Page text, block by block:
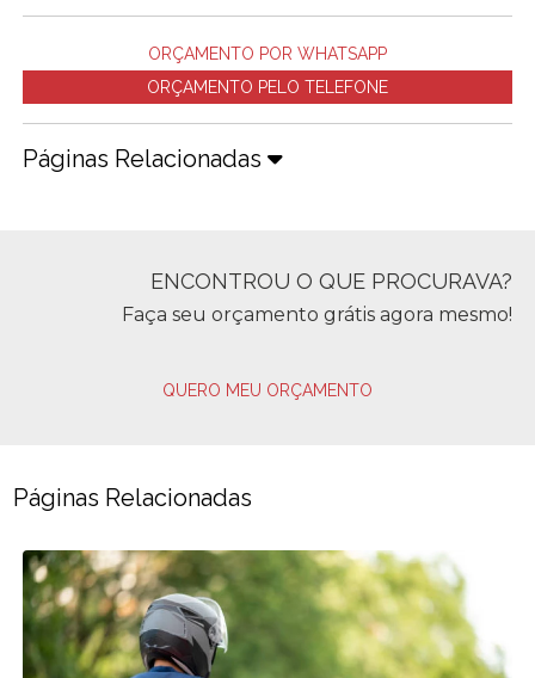
ORÇAMENTO POR WHATSAPP
ORÇAMENTO PELO TELEFONE
Páginas Relacionadas
ENCONTROU O QUE PROCURAVA?
Faça seu orçamento grátis agora mesmo!
QUERO MEU ORÇAMENTO
Páginas Relacionadas